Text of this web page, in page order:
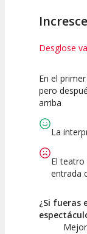
Desglose
10
Calidad del
En el
pero
arriba
La
El
entrada
¿Si fueras